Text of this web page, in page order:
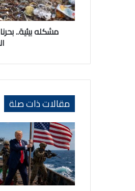
الشواطئ؟
مشكله بيئية..
مقالات ذات صلة